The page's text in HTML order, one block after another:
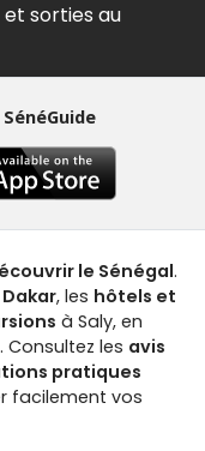
sorties au
le Sénégal.
, les hôtels et
à Saly, en
les avis
pratiques
facilement vos